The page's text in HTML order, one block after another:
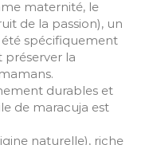
maternité, le
de la passion), un
été spécifiquement
préserver la
durables et
de maracuja est
naturelle), riche